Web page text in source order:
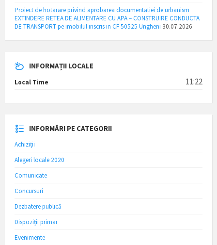
Proiect de hotarare privind aprobarea documentatiei de urbanism
EXTINDERE RETEA DE ALIMENTARE CU APA – CONSTRUIRE CONDUCTA
DE TRANSPORT pe imobilul inscris in CF 50525 Ungheni 30.07.2026
INFORMAȚII LOCALE
Local Time 11:22
INFORMĂRI PE CATEGORII
Achiziții
Alegeri locale 2020
Comunicate
Concursuri
Dezbatere publică
Dispoziții primar
Evenimente